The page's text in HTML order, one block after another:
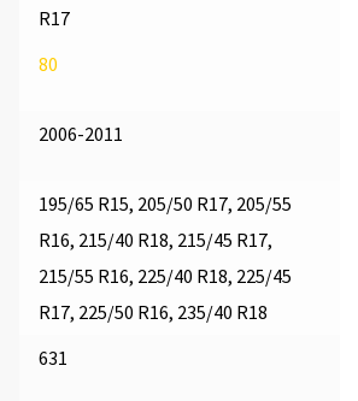
R17
80
2006-2011
195/65 R15, 205/50 R17, 205/55
R16, 215/40 R18, 215/45 R17,
215/55 R16, 225/40 R18, 225/45
R17, 225/50 R16, 235/40 R18
631